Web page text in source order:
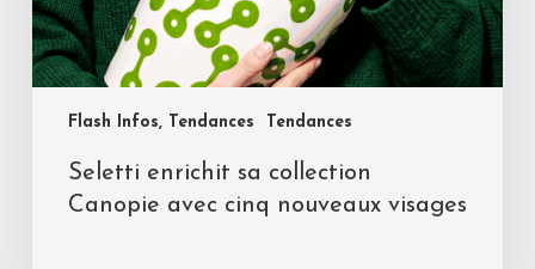
Flash Infos, Tendances Tendances
Seletti enrichit sa collection
Canopie avec cinq nouveaux visages